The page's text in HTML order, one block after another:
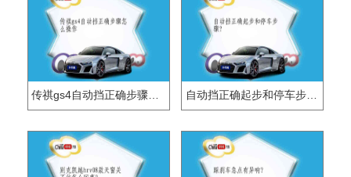
自动挡正确起步和停车步骤?